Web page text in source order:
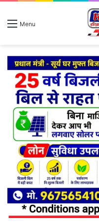
Menu